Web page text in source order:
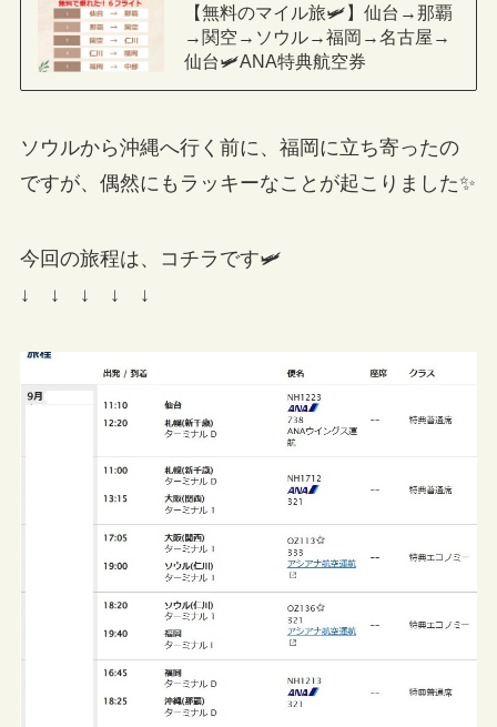
【無料のマイル旅🛩】仙台→那覇
→関空→ソウル→福岡→名古屋→
仙台🛩ANA特典航空券
ソウルから沖縄へ行く前に、福岡に立ち寄ったの
ですが、偶然にもラッキーなことが起こりました✨
今回の旅程は、コチラです🛩
↓ ↓ ↓ ↓ ↓